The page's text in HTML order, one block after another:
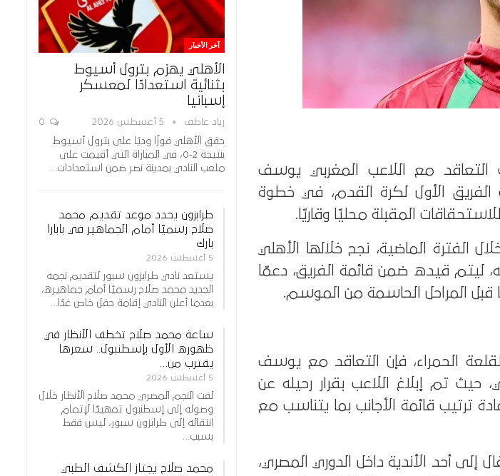
التعاقد مع اللاعب المغربي يوسف
الأول لكرة القدم، في خطوة
المقبلة محليًا وقاريًا.
الماضية، نجح خلالها الأهلي
ليتم قيده ضمن قائمة الفريق، دعمًا
قبل المراحل الحاسمة من الموسم.
الحمراء، فإن التعاقد مع يوسف
تم إبلاغ اللاعب بقرار رحيله عن
ترتيب قائمة الأجانب بما يتناسب مع
إلى أحد الأندية داخل الدوري المصري،
آخر الأخبار
الأهلي يهزم بترول أسيوط
بثنائية استعدادًا لمعسكر
إسبانيا
زياد عاطف 5 أغسطس 2026
حقق الأهلي فوزًا وديًا على بترول أسيوط
بنتيجة 2-0، في المباراة التي أقيمت على
ملعب النادي بمدينة نصر ضمن استعدادات…
طرابزون يحدد موعد تقديم محمد
صلاح رسميًا أمام الجماهير في بابارا
بارك
5 أغسطس 2026
يستعد نادي طرابزون سبور لتقديم نجمه
الجديد محمد صلاح رسميًا أمام جماهيره،
بعدما أعلن النادي إقامة حفل خاص غدًا…
ساعة محمد صلاح تخطف الأنظار في
ظهوره الأول بإسطنبول.. سعرها
يقترب من…
5 أغسطس 2026
لفت النجم المصري محمد صلاح الأنظار خلال
وصوله إلى إسطنبول تمهيدًا لإتمام
انتقاله إلى طرابزون سبور، ليس فقط
بسبب…
محمد صلاح يجتاز الكشف الطبي